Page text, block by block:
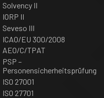
Solvency II
IORP II
Seveso III
ICAO/EU 300/2008
AEO/C/TPAT
PSP –
Personensicherheitsprüfung
ISO 27001
ISO 27701